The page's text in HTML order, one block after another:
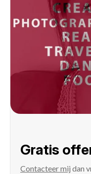
Gratis
Contacteer mij dan